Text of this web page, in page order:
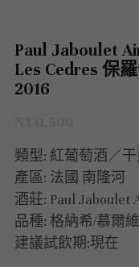
白酒
澳洲 ｜
白酒
紅酒 red
智利｜
智利｜日
紅酒 red
德國｜精
德國｜精
西班牙 Spain
西班牙
紅酒 red
義大利 Italy
義大利｜
義大利｜
氣泡酒
香檳｜收
香檳｜進
香檳｜
法國 France
法國｜日
法國｜
勃艮第
勃根地｜
波爾多
義大利
Paul Jaboulet
Les Cedres 保
2016
類型: 紅葡萄酒／干
產區: 法國 南隆河
酒莊: Paul Jaboulet
品種: 格納希/慕爾
建議試飲期:現在
義大利｜收藏級
義大利｜進階選酒
西班牙｜日常選
西班牙｜收藏級
德國｜精選紅酒